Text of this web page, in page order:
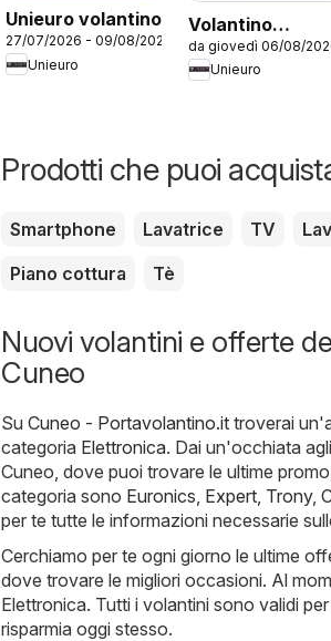
Unieuro volantino
27/07/2026 - 09/08/2026
Unieuro
Volantino
Unieuro - Apple
da giovedì 06/08/
Unieuro
Prodotti che puoi
Smartphone Lavatrice TV
Piano cottura
Tè
Nuovi volantini e offerte
Cuneo
Su Cuneo - Portavolantino.it troverai
categoria Elettronica. Dai un'occhiata
Cuneo, dove puoi trovare le ultime
categoria sono Euronics Expert Trony,
per te tutte le informazioni necessarie
Cerchiamo per te ogni giorno le ultime
dove trovare le migliori occasioni. Al
Elettronica. Tutti i volantini sono validi
risparmia oggi stesso.